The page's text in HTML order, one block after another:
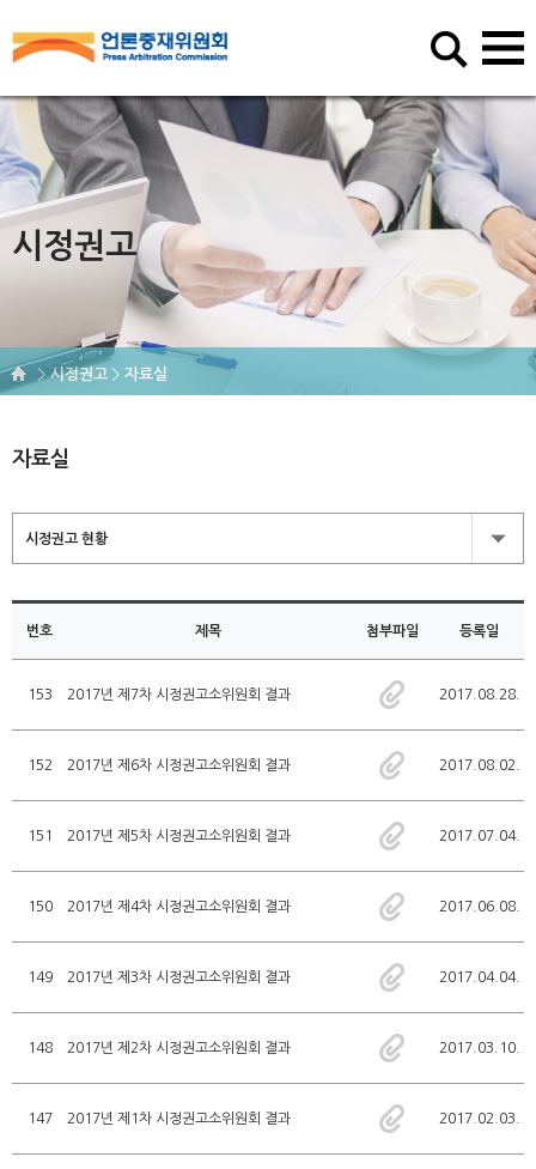
시정권고
시정권고 자료실
자료실
시정권고 현황
번호 제목 첨부파일 등록일
153 2017년 제7차 시정권고소위원회 결과 2017.08.28.
152 2017년 제6차 시정권고소위원회 결과 2017.08.02.
151 2017년 제5차 시정권고소위원회 결과 2017.07.04.
150 2017년 제4차 시정권고소위원회 결과 2017.06.08.
149 2017년 제3차 시정권고소위원회 결과 2017.04.04.
148 2017년 제2차 시정권고소위원회 결과 2017.03.10.
147 2017년 제1차 시정권고소위원회 결과 2017.02.03.